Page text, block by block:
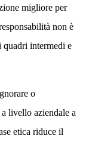
migliore per
non è
quadri intermedi e
o
livello aziendale a
etica riduce il